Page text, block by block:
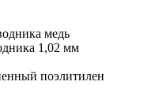
медь
1,02 мм
поэлитилен